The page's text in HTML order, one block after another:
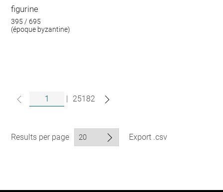
figurine
395 / 695
(époque byzantine)
| 25182
Results per page Export .csv